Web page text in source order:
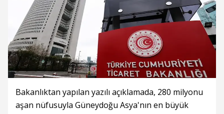
Bakanlıktan yapılan yazılı açıklamada, 280 milyonu
aşan nüfusuyla Güneydoğu Asya'nın en büyük